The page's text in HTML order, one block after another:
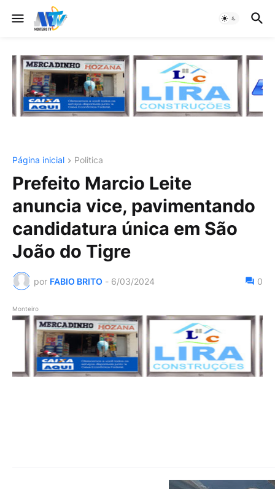
Página inicial Politica
Prefeito Marcio Leite
anuncia vice, pavimentando
candidatura única em São
João do Tigre
por FABIO BRITO - 6/03/2024 0
Monteiro